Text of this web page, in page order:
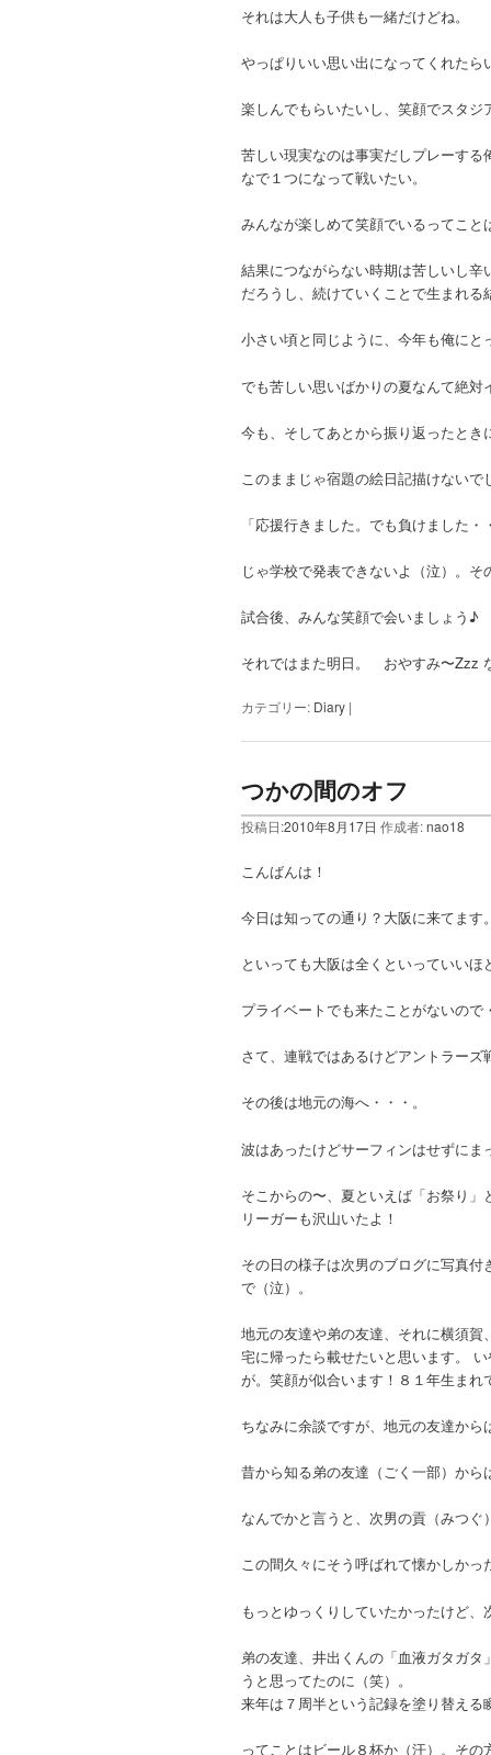
それは大人も子供も一緒だけどね。
やっぱりいい思い出になってくれたら
楽しんでもらいたいし、笑顔でスタ
苦しい現実なのは事実だしプレーす
なで１つになって戦いたい。
みんなが楽しめて笑顔でいるってこ
結果につながらない時期は苦しいし
だろうし、続けていくことで生まれ
小さい頃と同じように、今年も俺に
でも苦しい思いばかりの夏なんて絶対
今も、そしてあとから振り返ったと
このままじゃ宿題の絵日記描けないで
「応援行きました。でも負けました・
じゃ学校で発表できないよ（泣）。
試合後、みんな笑顔で会いましょう♪
それではまた明日。 おやすみ〜Zzz
カテゴリー: Diary |
つかの間のオフ
投稿日:2010年8月17日 作成者:nao18
こんばんは！
今日は知っての通り？大阪に来てま
といっても大阪は全くといっていい
プライベートでも来たことがないの
さて、連戦ではあるけどアントラー
その後は地元の海へ・・・。
波はあったけどサーフィンはせずにま
そこからの〜、夏といえば「お祭り
リーガーも沢山いたよ！
その日の様子は次男のブログに写真
で（泣）。
地元の友達や弟の友達、それに横須
宅に帰ったら載せたいと思います。
が。笑顔が似合います！８１年生まれ
ちなみに余談ですが、地元の友達か
昔から知る弟の友達（ごく一部）か
なんでかと言うと、次男の貢（みつ
この間久々にそう呼ばれて懐かしか
もっとゆっくりしていたかったけど
弟の友達、井出くんの「血液ガタガ
うと思ってたのに（笑）。
来年は７周半という記録を塗り替え
ってことはビール８杯か（汗）。そ